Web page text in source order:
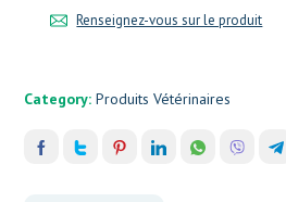
Renseignez-vous sur le produit
Category:Produits Vétérinaires